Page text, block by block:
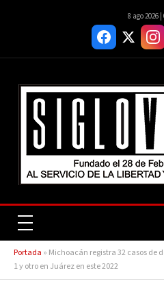
8 ago 2026 |
Portada » Michoacán registra 32 casos de
1 y otro en Juárez en este 2022